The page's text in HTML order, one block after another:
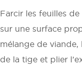
Farcir les feuilles
sur une surface
mélange de
de la tige et plier